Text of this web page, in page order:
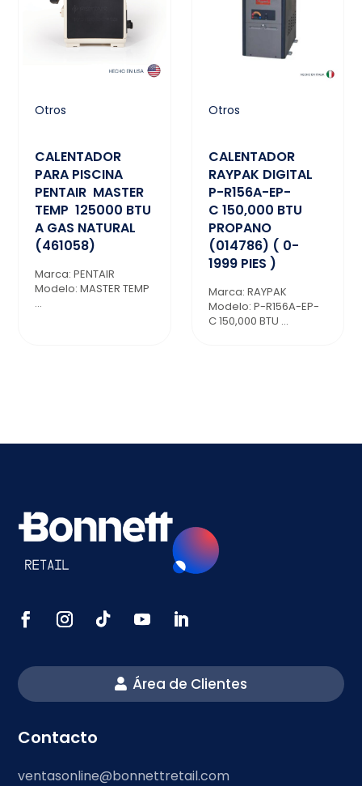
Otros
CALENTADOR
PARA PISCINA
PENTAIR MASTER
TEMP 125000 BTU
A GAS NATURAL
(461058)
Marca: PENTAIR
Modelo: MASTER TEMP
...
Otros
CALENTADOR
RAYPAK DIGITAL
P-R156A-EP-
C 150,000 BTU
PROPANO
(014786) ( 0-
1999 PIES )
Marca: RAYPAK
Modelo: P-R156A-EP-
C 150,000 BTU ...
Área de Clientes
Contacto
ventasonline@bonnettretail.com